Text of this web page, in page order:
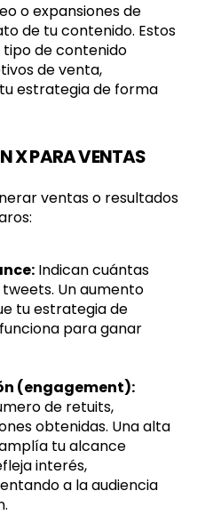
o expansiones de
de tu contenido. Estos
de contenido
de venta,
estrategia de forma
X PARA VENTAS
ventas o resultados
Indican cuántas
Un aumento
tu estrategia de
para ganar
(engagement):
de retuits,
obtenidas. Una alta
tu alcance
interés,
a la audiencia